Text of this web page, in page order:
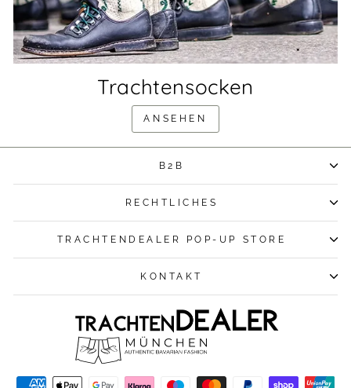
Trachtensocken
ANSEHEN
B2B
RECHTLICHES
TRACHTENDEALER POP-UP STORE
KONTAKT